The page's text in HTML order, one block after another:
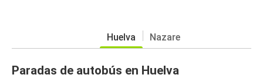
Huelva Nazare
Paradas de autobús en Huelva